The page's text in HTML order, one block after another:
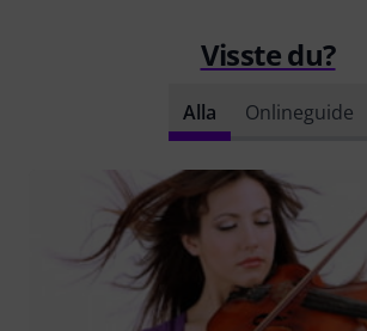
Visste du?
Alla Onlineguide